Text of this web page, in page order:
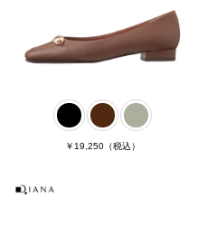
￥19,250（税込）